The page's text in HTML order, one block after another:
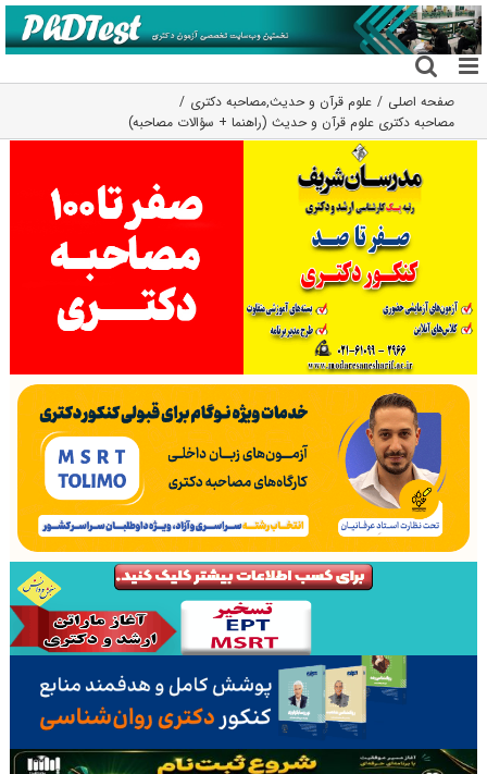
رفتن
به
محتوا
صفحه اصلی علوم قرآن و حدیث,مصاحبه دکتری
مصاحبه دکتری علوم قرآن و حدیث (راهنما + سؤالات مصاحبه)